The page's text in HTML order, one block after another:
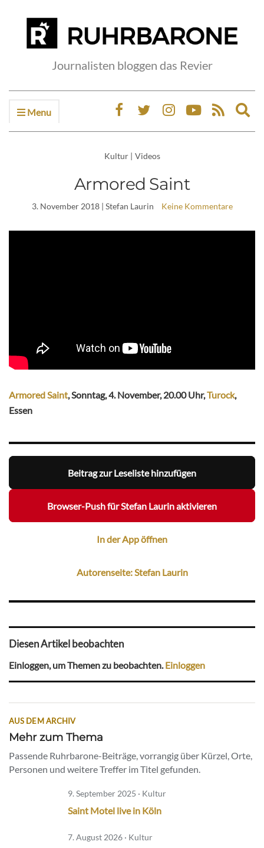
Journalisten bloggen das Revier
Menu
Kultur | Videos
Armored Saint
3. November 2018| Stefan Laurin Keine Kommentare
Armored Saint, Sonntag, 4. November, 20.00 Uhr,Turock,
Essen
Beitrag zur Leseliste hinzufügen
Browser-Push für Stefan Laurin aktivieren
In der App öffnen
Autorenseite: Stefan Laurin
Diesen Artikel beobachten
Einloggen, um Themen zu beobachten. Einloggen
AUS DEM ARCHIV
Mehr zum Thema
Passende Ruhrbarone-Beiträge, vorrangig über Kürzel, Orte,
Personen und weitere Treffer im Titel gefunden.
9. September 2025 · Kultur
Saint Motel live in Köln
7. August 2026 · Kultur